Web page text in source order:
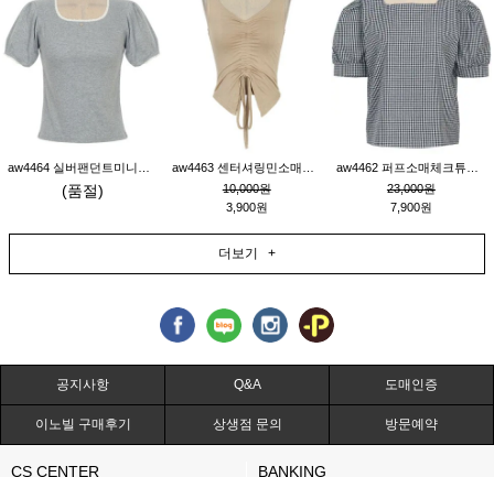
(품절)
10,000원
3,900원
23,000원
7,900원
더보기 +
공지사항 Q&A 도매인증
이노빌 구매후기 상생점 문의 방문예약
CS CENTER BANKING